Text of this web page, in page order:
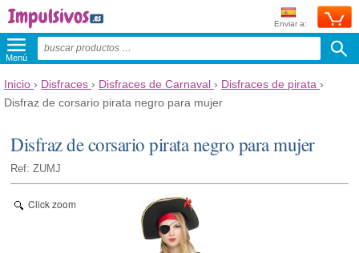
Enviar a:
Menú
Inicio › Disfraces › Disfraces de Carnaval › Disfraces de pirata ›
Disfraz de corsario pirata negro para mujer
Disfraz de corsario pirata negro para mujer
Ref: ZUMJ
Click zoom